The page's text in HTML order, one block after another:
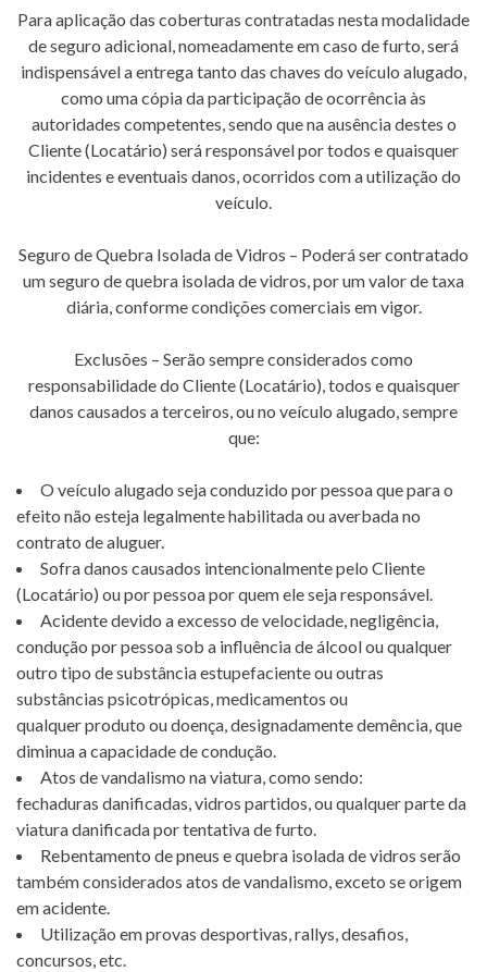
Para aplicação das coberturas contratadas nesta modalidade
de seguro adicional, nomeadamente em caso de furto, será
indispensável a entrega tanto das chaves do veículo alugado,
como uma cópia da participação de ocorrência às
autoridades competentes, sendo que na ausência destes o
Cliente (Locatário) será responsável por todos e quaisquer
incidentes e eventuais danos, ocorridos com a utilização do
veículo.
Seguro de Quebra Isolada de Vidros – Poderá ser contratado
um seguro de quebra isolada de vidros, por um valor de taxa
diária, conforme condições comerciais em vigor.
Exclusões – Serão sempre considerados como
responsabilidade do Cliente (Locatário), todos e quaisquer
danos causados a terceiros, ou no veículo alugado, sempre
que:
O veículo alugado seja conduzido por pessoa que para o
efeito não esteja legalmente habilitada ou averbada no
contrato de aluguer.
Sofra danos causados intencionalmente pelo Cliente
(Locatário) ou por pessoa por quem ele seja responsável.
Acidente devido a excesso de velocidade, negligência,
condução por pessoa sob a influência de álcool ou qualquer
outro tipo de substância estupefaciente ou outras
substâncias psicotrópicas, medicamentos ou
qualquer produto ou doença, designadamente demência, que
diminua a capacidade de condução.
Atos de vandalismo na viatura, como sendo:
fechaduras danificadas, vidros partidos, ou qualquer parte da
viatura danificada por tentativa de furto.
Rebentamento de pneus e quebra isolada de vidros serão
também considerados atos de vandalismo, exceto se origem
em acidente.
Utilização em provas desportivas, rallys, desafios,
concursos, etc.